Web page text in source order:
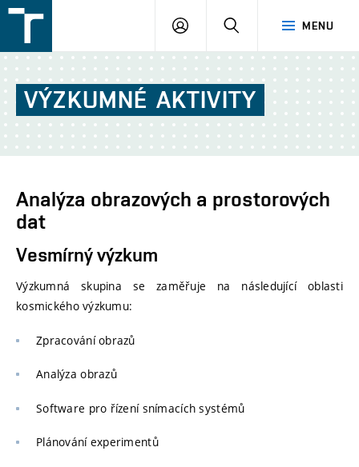
v
Brně
MENU
PŘIHLÁŠENÍ
VÝZKUMNÉ AKTIVITY
Analýza obrazových a prostorových
dat
Vesmírný výzkum
Výzkumná skupina se zaměřuje na následující oblasti
kosmického výzkumu:
Zpracování obrazů
Analýza obrazů
Software pro řízení snímacích systémů
Plánování experimentů